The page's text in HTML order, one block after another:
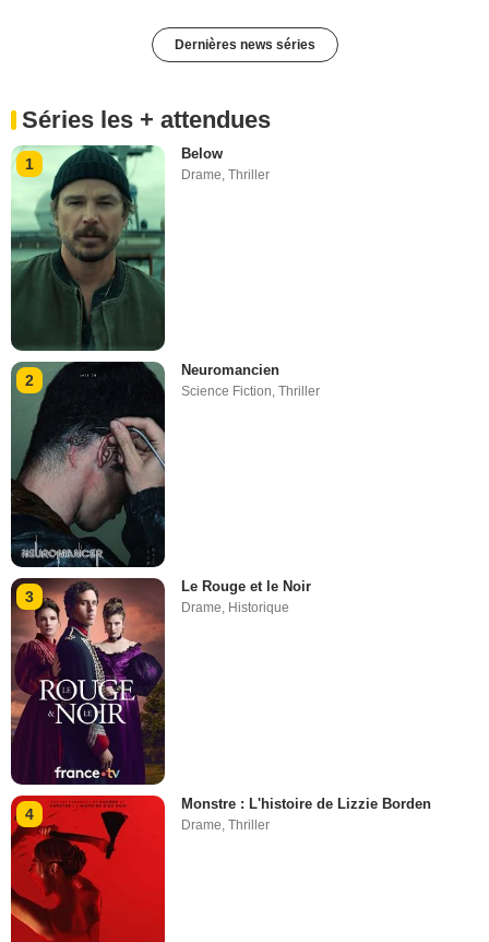
Dernières news séries
Séries les + attendues
1
Below
Drame ,Thriller
2
Neuromancien
Science Fiction,Thriller
3
Le Rouge et le Noir
Drame, Historique
4
Monstre : L'histoire de Lizzie Borden
Drame ,Thriller